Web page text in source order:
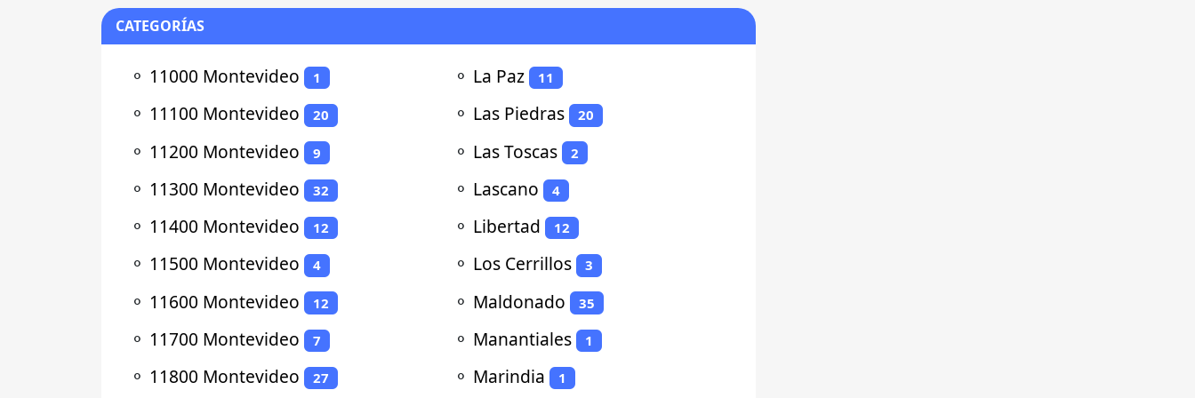
CATEGORÍAS
⚬ 11000 Montevideo 1
⚬ 11100 Montevideo 20
⚬ 11200 Montevideo 9
⚬ 11300 Montevideo 32
⚬ 11400 Montevideo 12
⚬ 11500 Montevideo 4
⚬ 11600 Montevideo 12
⚬ 11700 Montevideo 7
⚬ 11800 Montevideo 27
⚬ La Paz 11
⚬ Las Piedras 20
⚬ Las Toscas 2
⚬ Lascano 4
⚬ Libertad 12
⚬ Los Cerrillos 3
⚬ Maldonado 35
⚬ Manantiales 1
⚬ Marindia 1